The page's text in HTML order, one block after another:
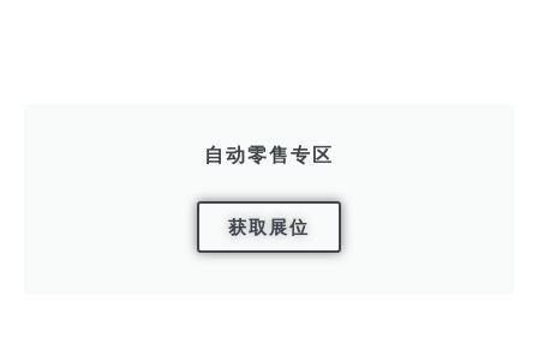
自动零售专区
获取展位